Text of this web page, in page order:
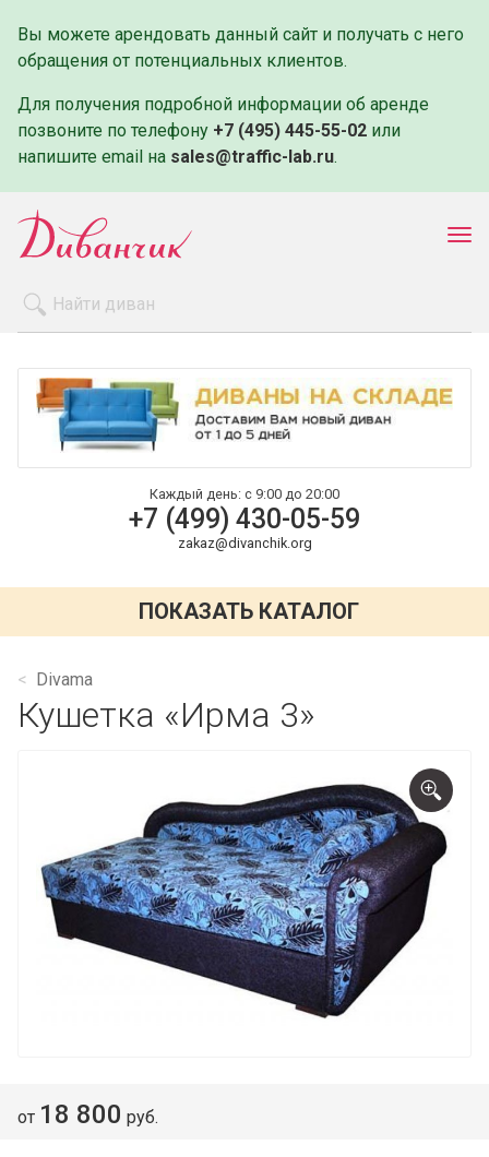
Вы можете арендовать данный сайт и получать с него
обращения от потенциальных клиентов.
Для получения подробной информации об аренде
позвоните по телефону +7 (495) 445-55-02 или
напишите email на sales@traffic-lab.ru.
Оплата и доставка
Контакты
Каждый день: с 9:00 до 20:00
+7 (499) 430-05-59
zakaz@divanchik.org
ПОКАЗАТЬ КАТАЛОГ
Divama
Кушетка «Ирма 3»
от 18 800 руб.